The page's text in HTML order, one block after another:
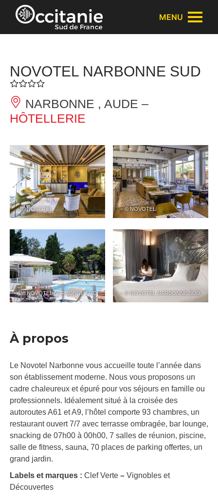
Panneau de gestion des cookies
MENU
NOVOTEL NARBONNE SUD
NARBONNE , AUDE –
HÔTELLERIE
– © NOVOTEL – © NOVOTEL
– © NOVOTEL NARBONNE SUD – © NOVOTEL NARBONNE SUD
À propos
Le Novotel Narbonne vous accueille toute l’année dans
son établissement moderne. Nous vous proposons un
cadre chaleureux et épuré pour vos séjours en famille ou
professionnels. Idéalement situé à la croisée des
autoroutes A61 et A9, l’hôtel comporte 93 chambres, un
restaurant ouvert 7/7 avec terrasse ombragée, bar lounge,
snacking de 07h00 à 00h00, 7 salles de réunion, piscine,
salle de fitness, sauna, 70 places de parking offertes, un
grand jardin.
Labels et marques : Clef Verte – Vignobles et
Découvertes